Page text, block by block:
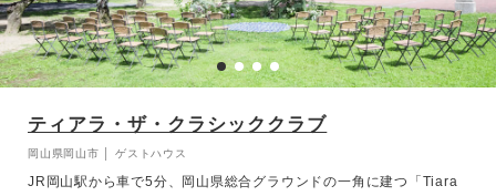
ティアラ・ザ・クラシッククラブ
岡山県岡山市 │ ゲストハウス
JR岡山駅から車で5分、岡山県総合グラウンドの一角に建つ「Tiara